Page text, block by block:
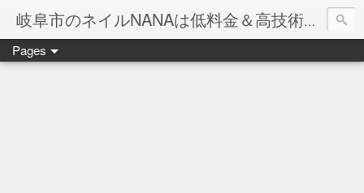
岐阜市のネイルNANAは低料金＆高技術のお店
ネイル岐阜市NANAです♪♪
Pages